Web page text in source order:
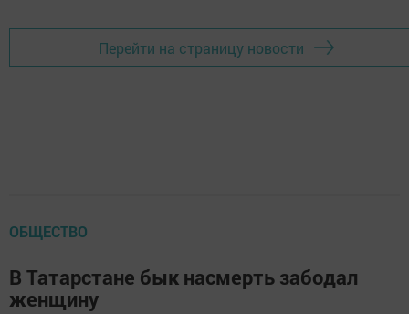
Перейти на страницу новости
ОБЩЕСТВО
В Татарстане бык насмерть забодал
женщину